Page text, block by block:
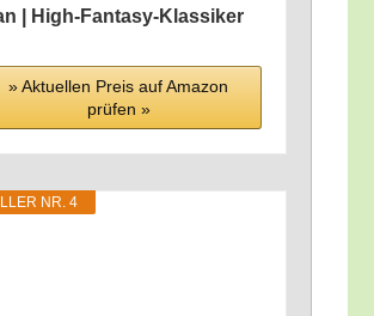
| High-Fantasy-Klassiker
» Aktu­el­len Preis auf Ama­zon
prü­fen »
NR. 4